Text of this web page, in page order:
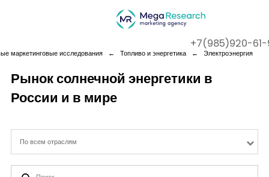
Company
Services
Cases
+7(985)920-
маркетинговые исследования ← Топливо и энергетика ← Электроэнергия
Рынок солнечной энергетики в
России и в мире
По всем отраслям